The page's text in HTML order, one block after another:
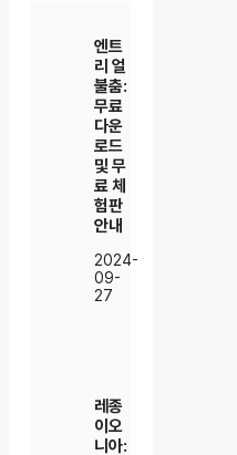
엔트
리 얼
불춤:
무료
다운
로드
및 무
료 체
험판
안내
2024-
09-
27
레종
이오
니아: